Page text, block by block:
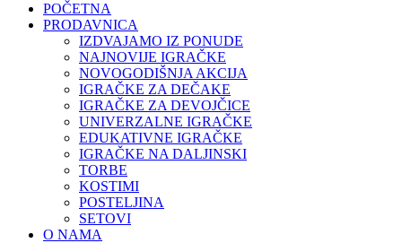
POČETNA
PRODAVNICA
IZDVAJAMO IZ PONUDE
NAJNOVIJE IGRAČKE
NOVOGODIŠNJA AKCIJA
IGRAČKE ZA DEČAKE
IGRAČKE ZA DEVOJČICE
UNIVERZALNE IGRAČKE
EDUKATIVNE IGRAČKE
IGRAČKE NA DALJINSKI
TORBE
KOSTIMI
POSTELJINA
SETOVI
O NAMA